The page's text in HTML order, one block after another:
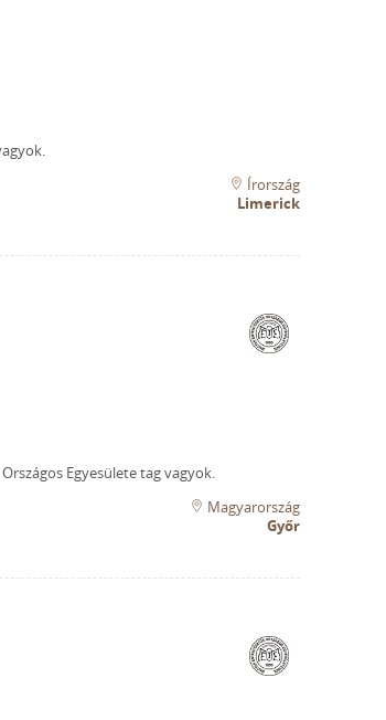
Írország
Limerick
Egyesülete tag vagyok.
Magyarország
Győr